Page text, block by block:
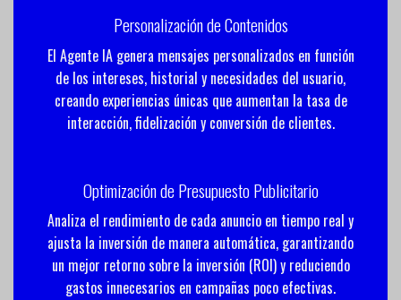
Personalización de Contenidos
El Agente IA genera mensajes personalizados en función
de los intereses, historial y necesidades del usuario,
creando experiencias únicas que aumentan la tasa de
interacción, fidelización y conversión de clientes.
Optimización de Presupuesto Publicitario
Analiza el rendimiento de cada anuncio en tiempo real y
ajusta la inversión de manera automática, garantizando
un mejor retorno sobre la inversión (ROI) y reduciendo
gastos innecesarios en campañas poco efectivas.